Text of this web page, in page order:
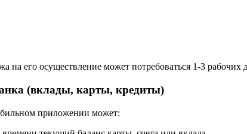
на его осуществление может потребоваться 1-3
(вклады, карты, кредиты)
приложении может: